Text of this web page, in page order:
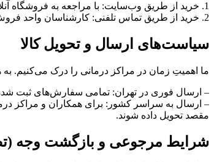
1. خرید از طریق وب‌سایت: با مراجعه به فروشگاه آنلاین اژاو مدیکال، می‌توانید تمامی محصولات تخصصی را مشاهده، مقایسه و با چند کلیک ساده سفارش خود را ثبت نمایید.
2. خرید از طریق تماس تلفنی: کارشناسان واحد فروش ما آماده‌اند تا ضمن ارائه مشاوره‌های فنی، سفارش‌های شما را به صورت تلفنی ثبت و فرآیند صدور پیش‌فاکتور را انجام دهند.
سیاست‌های ارسال و تحویل کالا
ما اهمیتِ زمان در مراکز درمانی را درک می‌کنیم.
– ارسال فوری در تهران: تمامی سفارش‌های ثبت
– ارسال به سراسر کشور: برای همکاران و مراکز
مقصد تحویل داده شوند.
شرایط مرجوعی و بازگشت وجه